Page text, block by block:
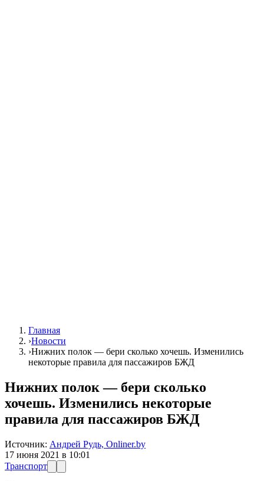
Главная
›Новости
›Нижних полок — бери сколько хочешь. Изменились
некоторые правила для пассажиров БЖД
Нижних полок — бери сколько
хочешь. Изменились некоторые
правила для пассажиров БЖД
Источник: Андрей Рудь, Onliner.by
17 июня 2021 в 10:01
Транспорт